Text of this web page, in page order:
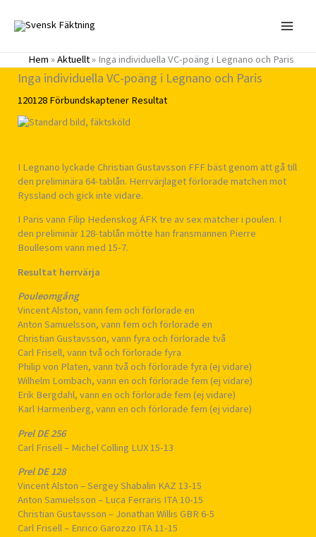
innehåll
Hem»Aktuellt»Inga individuella VC-poäng i Legnano och Paris
Inga individuella VC-poäng i Legnano och Paris
120128FörbundskaptenerResultat
I Legnano lyckade Christian Gustavsson FFF bäst genom att gå till
den preliminära 64-tablån. Herrvärjlaget förlorade matchen mot
Ryssland och gick inte vidare.
I Paris vann Filip Hedenskog ÄFK tre av sex matcher i poulen. I
den preliminär 128-tablån mötte han fransmannen Pierre
Boullesom vann med 15-7.
Resultat herrvärja
Pouleomgång
Vincent Alston, vann fem och förlorade en
Anton Samuelsson, vann fem och förlorade en
Christian Gustavsson, vann fyra och förlorade två
Carl Frisell, vann två och förlorade fyra
Philip von Platen, vann två och förlorade fyra (ej vidare)
Wilhelm Lombach, vann en och förlorade fem (ej vidare)
Erik Bergdahl, vann en och förlorade fem (ej vidare)
Karl Harmenberg, vann en och förlorade fem (ej vidare)
Prel DE 256
Carl Frisell – Michel Colling LUX 15-13
Prel DE 128
Vincent Alston – Sergey Shabalin KAZ 13-15
Anton Samuelsson – Luca Ferraris ITA 10-15
Christian Gustavsson – Jonathan Willis GBR 6-5
Carl Frisell – Enrico Garozzo ITA 11-15